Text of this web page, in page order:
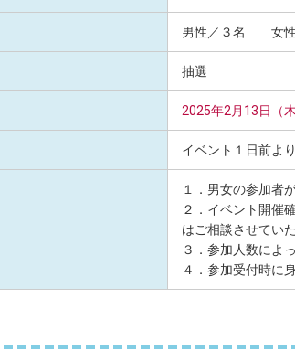
男性／３名 女性
抽選
2025年2月13日（木
イベント１日前よ
１．男女の参加者
２．イベント開催
はご相談させてい
３．参加人数によ
４．参加受付時に